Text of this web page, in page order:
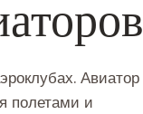
Авиатор
полетами и